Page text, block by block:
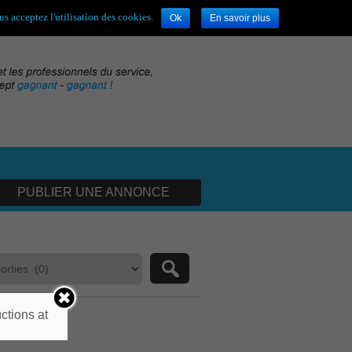
visiteur ![S'enregistrer|Connexion
PUBLIER UNE ANNONCE
acceptez l'utilisation des cookies. Ok En savoir plus
at